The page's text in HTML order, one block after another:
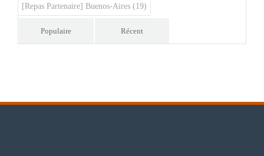
[Repas Partenaire] Buenos-Aires (19)
Populaire Récent